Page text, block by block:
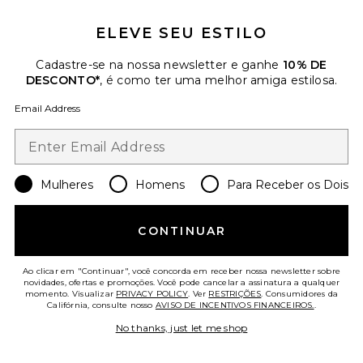
OLEHENRIKSEN
$60ELEVE SEU ESTILO
Cadastre-se na nossa newsletter e ganhe 10% DE
DESCONTO*, é como ter uma melhor amiga estilosa.
Email Address
Mulheres Homens Para Receber os Dois
CONTINUAR
Ao clicar em "Continuar", você concorda em receber nossa newsletter sobre
novidades, ofertas e promoções. Você pode cancelar a assinatura a qualquer
momento. Visualizar PRIVACY POLICY. Ver RESTRIÇÕES. Consumidores da
Califórnia, consulte nosso AVISO DE INCENTIVOS FINANCEIROS..
No thanks, just let me shop